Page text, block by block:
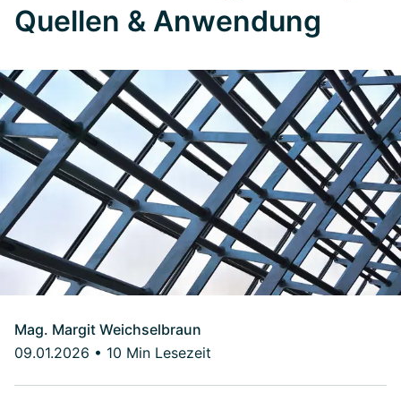
Quellen & Anwendung
Mag. Margit Weichselbraun
09.01.2026 • 10 Min Lesezeit